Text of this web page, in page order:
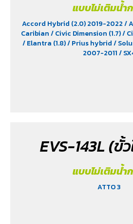
แบบไม่เติมน้ำ
Accord Hybrid (2.0) 2019-2022/
Caribian/ Civic Dimension (1.7)/
/ Elantra (1.8)/ Prius hybrid/
2007-2011/
EVS-143L (ขั้
แบบไม่เติมน้ำ
ATTO 3